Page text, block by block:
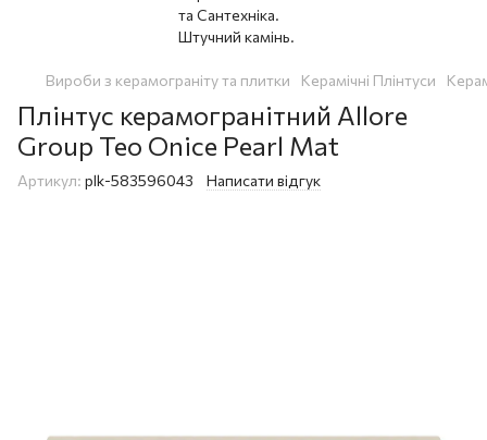
Вироби з керамограніту та плитки Керамічні Плінтуси
Плінтус керамогранітний Allore
Group Teo Onice Pearl Mat
Артикул: plk-583596043 Написати відгук